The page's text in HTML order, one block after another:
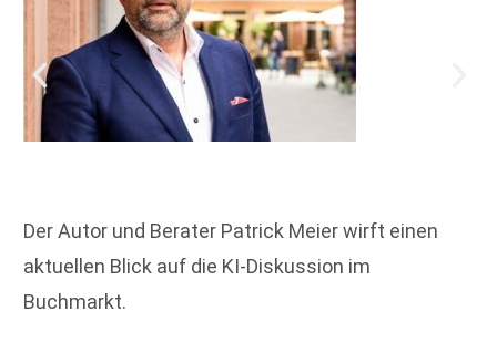
Der Autor und Berater Patrick Meier wirft einen
aktuellen Blick auf die KI-Diskussion im
Buchmarkt.